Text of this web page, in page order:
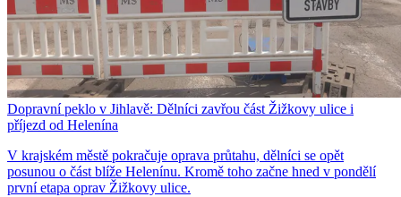
Dopravní peklo v Jihlavě: Dělníci zavřou část Žižkovy ulice i
příjezd od Helenína
V krajském městě pokračuje oprava průtahu, dělníci se opět
posunou o část blíže Helenínu. Kromě toho začne hned v pondělí
první etapa oprav Žižkovy ulice.